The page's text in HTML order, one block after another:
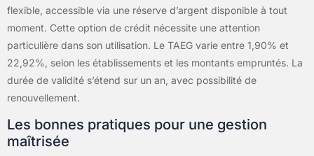
flexible, accessible via une réserve d’argent disponible à tout
moment. Cette option de crédit nécessite une attention
particulière dans son utilisation. Le TAEG varie entre 1,90% et
22,92%, selon les établissements et les montants empruntés. La
durée de validité s’étend sur un an, avec possibilité de
renouvellement.
Les bonnes pratiques pour une gestion
maîtrisée